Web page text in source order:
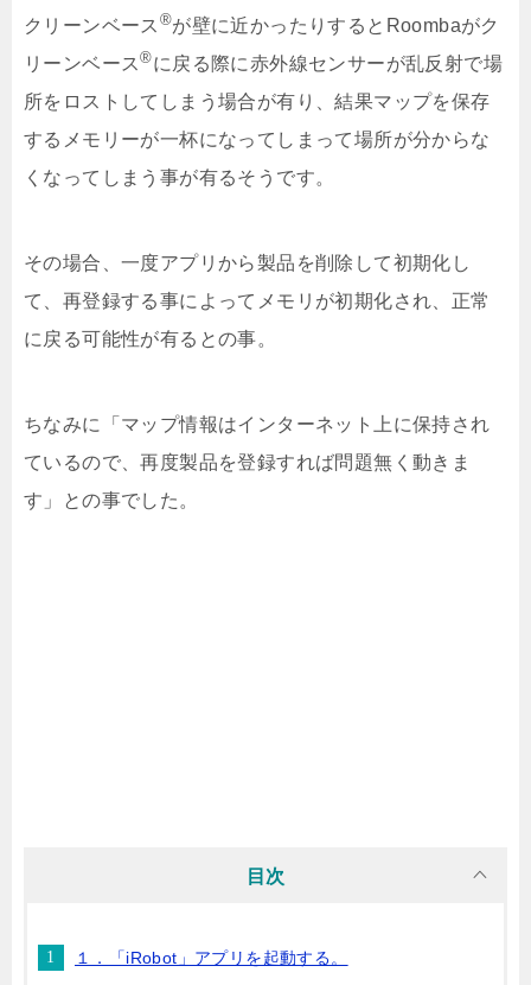
クリーンベース ®が壁に近かったりするとRoombaがク
リーンベース®に戻る際に赤外線センサーが乱反射で場
所をロストしてしまう場合が有り、結果マップを保存
するメモリーが一杯になってしまって場所が分からな
くなってしまう事が有るそうです。
その場合、一度アプリから製品を削除して初期化し
て、再登録する事によってメモリが初期化され、正常
に戻る可能性が有るとの事。
ちなみに「マップ情報はインターネット上に保持され
ているので、再度製品を登録すれば問題無く動きま
す」との事でした。
目次
１．「iRobot」アプリを起動する。